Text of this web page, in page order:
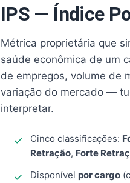
IPS — Índice
Métrica proprietária que
saúde econômica de um
de empregos, volume de
variação do mercado —
interpretar.
Cinco classificações:
Retração, Forte
Disponível por cargo